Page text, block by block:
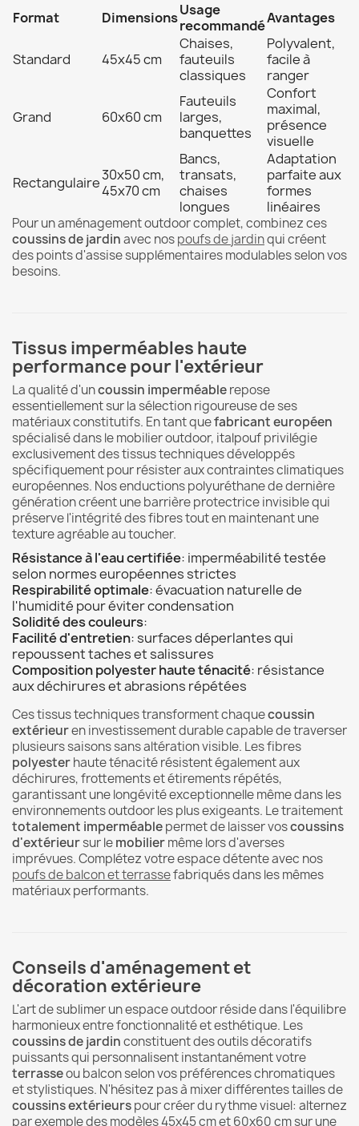
Format DimensionsUsage
recommandéAvantages
Standard 45x45 cm
Chaises,
fauteuils
classiques
Polyvalent,
facile à
ranger
Grand 60x60 cm
Fauteuils
larges,
banquettes
Confort
maximal,
présence
visuelle
Rectangulaire30x50 cm,
45x70 cm
Bancs,
transats,
chaises
longues
Adaptation
parfaite aux
formes
linéaires
Pour un aménagement outdoor complet, combinez ces
coussins de jardinavec nospoufs de jardinqui créent
des points d'assise supplémentaires modulables selon vos
besoins.
Tissus imperméables haute
performance pour l'extérieur
La qualité d'uncoussin imperméablerepose
essentiellement sur la sélection rigoureuse de ses
matériaux constitutifs. En tant quefabricant européen
spécialisé dans le mobilier outdoor, italpouf privilégie
exclusivement des tissus techniques développés
spécifiquement pour résister aux contraintes climatiques
européennes. Nos enductions polyuréthane de dernière
génération créent une barrière protectrice invisible qui
préserve l'intégrité des fibres tout en maintenant une
texture agréable au toucher.
Résistance à l'eau certifiée: imperméabilité testée
selon normes européennes strictes
Respirabilité optimale: évacuation naturelle de
l'humidité pour éviter condensation
Solidité des couleurs:
Facilité d'entretien: surfaces déperlantes qui
repoussent taches et salissures
Composition polyester haute ténacité: résistance
aux déchirures et abrasions répétées
Ces tissus techniques transforment chaquecoussin
extérieuren investissement durable capable de traverser
plusieurs saisons sans altération visible. Les fibres
polyesterhaute ténacité résistent également aux
déchirures, frottements et étirements répétés,
garantissant une longévité exceptionnelle même dans les
environnements outdoor les plus exigeants. Le traitement
totalement imperméablepermet de laisser voscoussins
d'extérieursur lemobiliermême lors d'averses
imprévues. Complétez votre espace détente avec nos
poufs de balcon et terrassefabriqués dans les mêmes
matériaux performants.
Conseils d'aménagement et
décoration extérieure
L'art de sublimer un espace outdoor réside dans l'équilibre
harmonieux entre fonctionnalité et esthétique. Les
coussins de jardinconstituent des outils décoratifs
puissants qui personnalisent instantanément votre
terrasseou balcon selon vos préférences chromatiques
et stylistiques. N'hésitez pas à mixer différentes tailles de
coussins extérieurspour créer du rythme visuel: alternez
par exemple des modèles 45x45 cm et 60x60 cm sur une